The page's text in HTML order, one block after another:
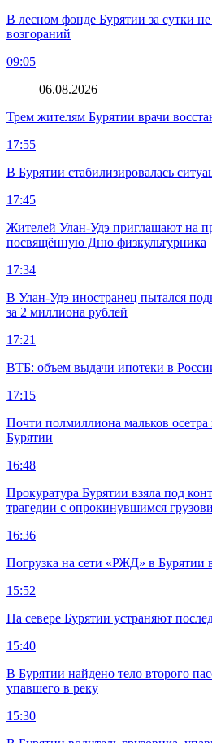
В лесном фонде Бурятии за сутки
возгораний
09:05
06.08.2026
Трем жителям Бурятии врачи
17:55
В Бурятии стабилизировалась
17:45
Жителей Улан-Удэ приглашают на
посвящённую Дню физкультурника
17:34
В Улан-Удэ иностранец пытался
за 2 миллиона рублей
17:21
ВТБ: объем выдачи ипотеки в
17:15
Почти полмиллиона мальков
Бурятии
16:48
Прокуратура Бурятии взяла под
трагедии с опрокинувшимся
16:36
Погрузка на сети «РЖД» в Бурятии
15:52
На севере Бурятии устраняют
15:40
В Бурятии найдено тело второго
упавшего в реку
15:30